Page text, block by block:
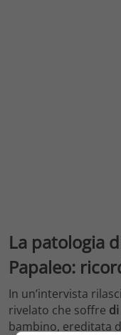
La patologia
Papaleo:
In un’intervista
rivelato che soffre
bambino, ereditata